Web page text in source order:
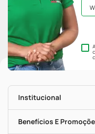
Institucional
História
Nossas Lojas
Benefícios E